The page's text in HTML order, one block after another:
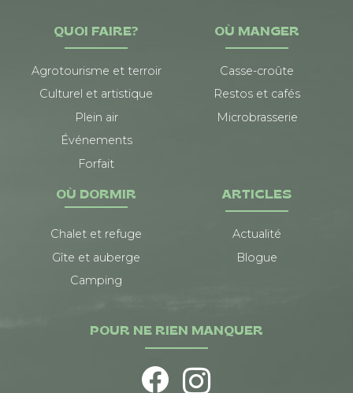
QUOI FAIRE?
Agrotourisme et terroir
Culturel et artistique
Plein air
Événements
Forfait
OÙ MANGER
Casse-croûte
Restos et cafés
Microbrasserie
OÙ DORMIR
Chalet et refuge
Gîte et auberge
Camping
ARTICLES
Actualité
Blogue
POUR NE RIEN MANQUER